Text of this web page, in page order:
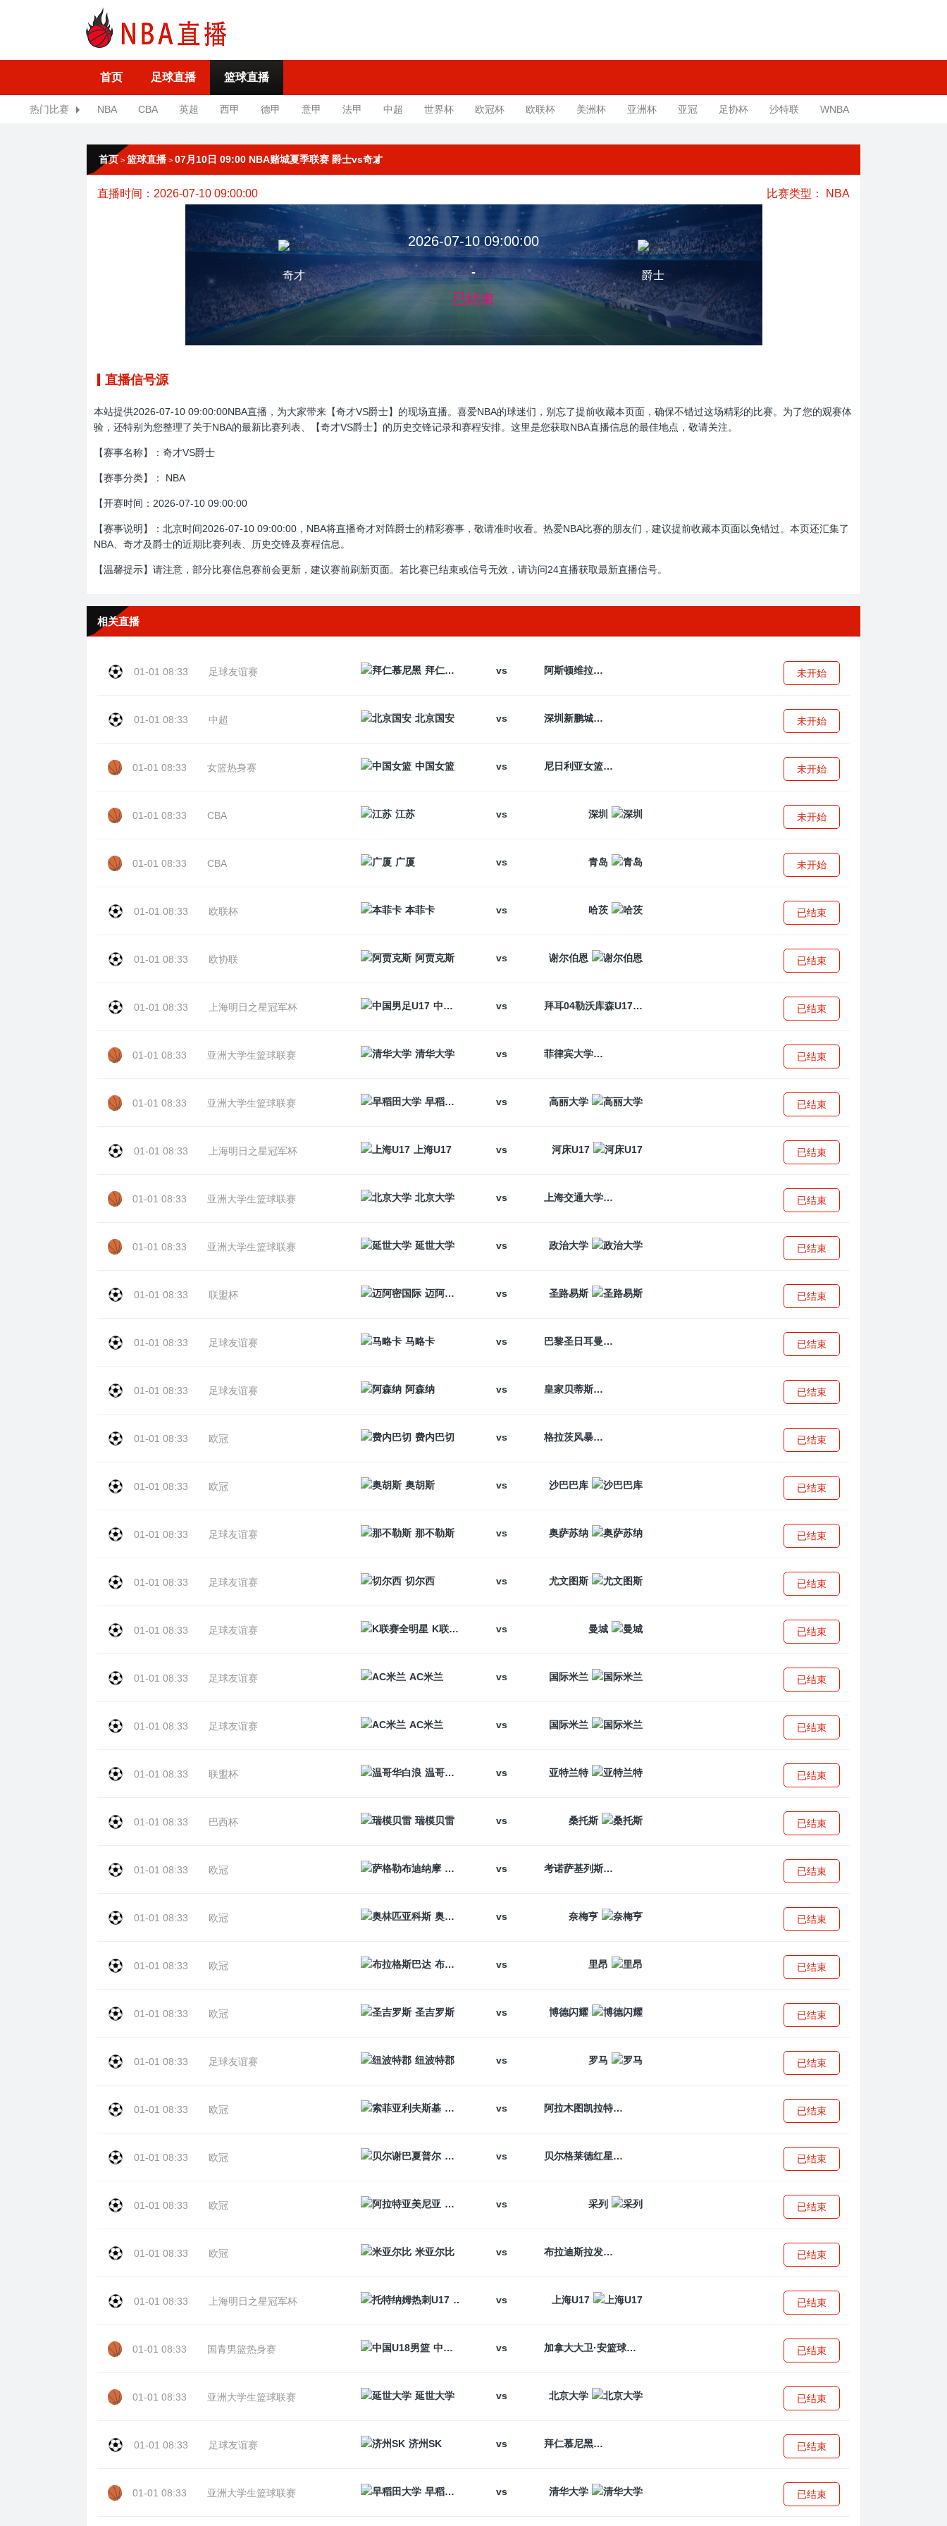
首页 足球直播 篮球直播
热门比赛 NBA CBA 英超 西甲 德甲 意甲 法甲 中超 世界杯 欧冠杯 欧联杯 美洲杯 亚洲杯 亚冠 足协杯 沙特联 WNBA
首页 > 篮球直播 > 07月10日 09:00 NBA赌城夏季联赛 爵士vs奇才
直播时间：2026-07-10 09:00:00 比赛类型： NBA
奇才
2026-07-10 09:00:00
-
已结束
爵士
直播信号源
本站提供2026-07-10 09:00:00NBA直播，为大家带来【奇才VS爵士】的现场直播。喜爱NBA的球迷们，别忘了提前收藏本页面，确保不错过这场精彩的比赛。为了您的观赛体
验，还特别为您整理了关于NBA的最新比赛列表、【奇才VS爵士】的历史交锋记录和赛程安排。这里是您获取NBA直播信息的最佳地点，敬请关注。
【赛事名称】：奇才VS爵士
【赛事分类】： NBA
【开赛时间：2026-07-10 09:00:00
【赛事说明】：北京时间2026-07-10 09:00:00，NBA将直播奇才对阵爵士的精彩赛事，敬请准时收看。热爱NBA比赛的朋友们，建议提前收藏本页面以免错过。本页还汇集了
NBA、奇才及爵士的近期比赛列表、历史交锋及赛程信息。
【温馨提示】请注意，部分比赛信息赛前会更新，建议赛前刷新页面。若比赛已结束或信号无效，请访问24直播获取最新直播信号。
相关直播
01-01 08:33 足球友谊赛 拜仁慕尼黑 vs 阿斯顿维拉 未开始
01-01 08:33 中超 北京国安 vs 深圳新鹏城 未开始
01-01 08:33 女篮热身赛 中国女篮 vs 尼日利亚女篮 未开始
01-01 08:33 CBA 江苏 vs 深圳 未开始
01-01 08:33 CBA 广厦 vs 青岛 未开始
01-01 08:33 欧联杯 本菲卡 vs 哈茨 已结束
01-01 08:33 欧协联 阿贾克斯 vs 谢尔伯恩 已结束
01-01 08:33 上海明日之星冠军杯 中国男足U17 vs 拜耳04勒沃库森U17 已结束
01-01 08:33 亚洲大学生篮球联赛 清华大学 vs 菲律宾大学 已结束
01-01 08:33 亚洲大学生篮球联赛 早稻田大学 vs 高丽大学 已结束
01-01 08:33 上海明日之星冠军杯 上海U17 vs 河床U17 已结束
01-01 08:33 亚洲大学生篮球联赛 北京大学 vs 上海交通大学 已结束
01-01 08:33 亚洲大学生篮球联赛 延世大学 vs 政治大学 已结束
01-01 08:33 联盟杯 迈阿密国际 vs 圣路易斯 已结束
01-01 08:33 足球友谊赛 马略卡 vs 巴黎圣日耳曼 已结束
01-01 08:33 足球友谊赛 阿森纳 vs 皇家贝蒂斯 已结束
01-01 08:33 欧冠 费内巴切 vs 格拉茨风暴 已结束
01-01 08:33 欧冠 奥胡斯 vs 沙巴巴库 已结束
01-01 08:33 足球友谊赛 那不勒斯 vs 奥萨苏纳 已结束
01-01 08:33 足球友谊赛 切尔西 vs 尤文图斯 已结束
01-01 08:33 足球友谊赛 K联赛全明星 vs 曼城 已结束
01-01 08:33 足球友谊赛 AC米兰 vs 国际米兰 已结束
01-01 08:33 足球友谊赛 AC米兰 vs 国际米兰 已结束
01-01 08:33 联盟杯 温哥华白浪 vs 亚特兰特 已结束
01-01 08:33 巴西杯 瑞模贝雷 vs 桑托斯 已结束
01-01 08:33 欧冠 萨格勒布迪纳摩
vs 考诺萨基列斯 已结束
01-01 08:33 欧冠 奥林匹亚科斯 vs 奈梅亨 已结束
01-01 08:33 欧冠 布拉格斯巴达 vs 里昂 已结束
01-01 08:33 欧冠 圣吉罗斯 vs 博德闪耀 已结束
01-01 08:33 足球友谊赛 纽波特郡 vs 罗马 已结束
01-01 08:33 欧冠 索菲亚利夫斯基
vs 阿拉木图凯拉特 已结束
01-01 08:33 欧冠 贝尔谢巴夏普尔
vs 贝尔格莱德红星 已结束
01-01 08:33 欧冠 阿拉特亚美尼亚
vs 采列 已结束
01-01 08:33 欧冠 米亚尔比 vs 布拉迪斯拉发 已结束
01-01 08:33 上海明日之星冠军杯 托特纳姆热刺U17
vs 上海U17 已结束
01-01 08:33 国青男篮热身赛 中国U18男篮 vs 加拿大大卫·安篮球学院 已结束
01-01 08:33 亚洲大学生篮球联赛 延世大学 vs 北京大学 已结束
01-01 08:33 足球友谊赛 济州SK vs 拜仁慕尼黑 已结束
01-01 08:33 亚洲大学生篮球联赛 早稻田大学 vs 清华大学 已结束